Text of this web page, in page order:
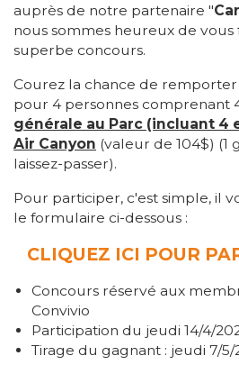
auprès de notre partenaire "
nous sommes heureux de
superbe concours.
Courez la chance de remporter
pour 4 personnes comprenant
générale au Parc (incluant 4
Air Canyon (valeur de 104$)
laissez-passer).
Pour participer, c'est simple, il
le formulaire ci-dessous :
CLIQUEZ ICI POUR
Concours réservé aux
Convivio
Participation du jeudi 14/4/
Tirage du gagnant : jeudi 7/5/